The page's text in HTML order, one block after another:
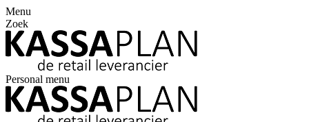
Menu
Zoek
Personal menu